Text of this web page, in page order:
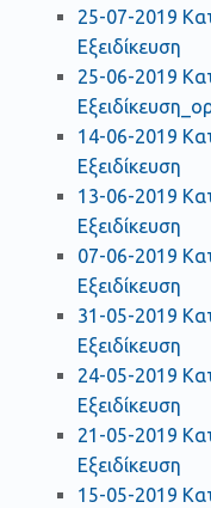
25-07-2019
Εξειδίκευση
25-06-2019
14-06-2019
Εξειδίκευση
13-06-2019
Εξειδίκευση
07-06-2019
Εξειδίκευση
31-05-2019
Εξειδίκευση
24-05-2019
Εξειδίκευση
21-05-2019
Εξειδίκευση
15-05-2019